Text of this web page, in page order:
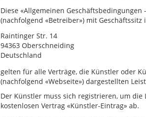
Diese «Allgemeinen
(nachfolgend «Betreiber») mit Geschäftssitz
Raintinger Str. 14
94363 Oberschneiding
Deutschland
gelten für alle Verträge, die Künstler oder
(nachfolgend «Webseite») dargestellten
Der Künstler muss sich registrieren, um
kostenlosen Vertrag «Künstler-Eintrag» ab.